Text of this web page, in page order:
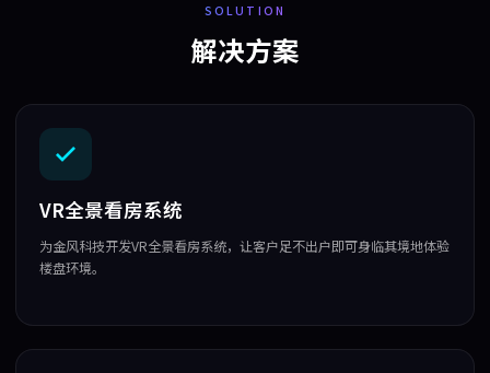
SOLUTION
解决方案
VR全景看房系统
为金风科技开发VR全景看房系统，让客户足不出户即可身临其境地体验
楼盘环境。